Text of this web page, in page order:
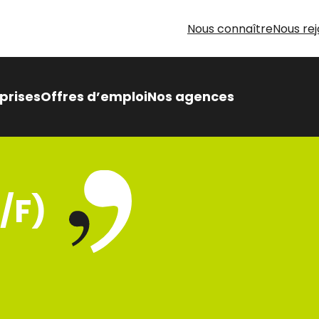
Nous connaîtreNous
Intérimaire Métier Intérim
pour vous
d’aide pour votre
d’emploi
Offres d’emploiNos agences
F)